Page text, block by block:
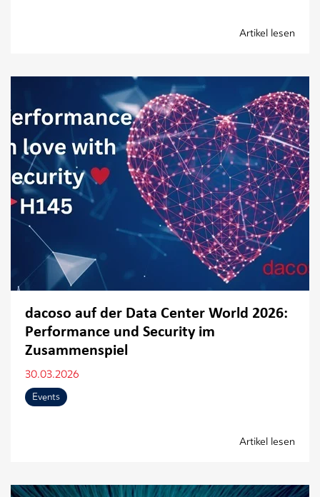
Artikel lesen
dacoso auf der Data Center World 2026:
Performance und Security im
Zusammenspiel
30.03.2026
Events
Artikel lesen